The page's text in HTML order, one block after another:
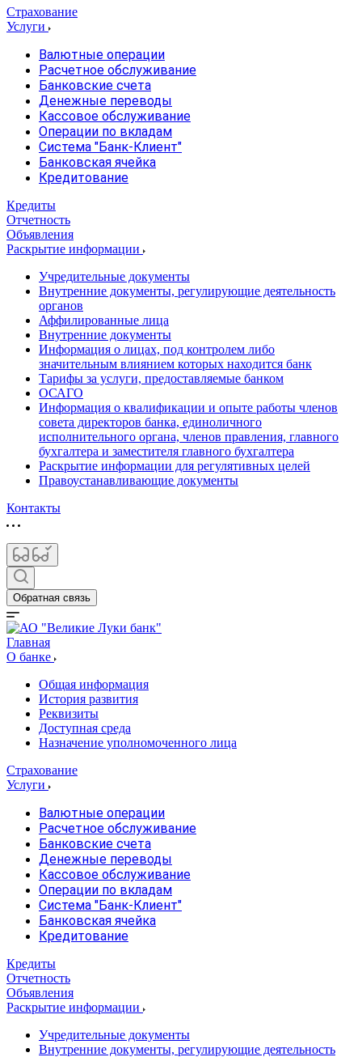
Страхование
Услуги
Валютные операции
Расчетное обслуживание
Банковские счета
Денежные переводы
Кассовое обслуживание
Операции по вкладам
Система "Банк-Клиент"
Банковская ячейка
Кредитование
Кредиты
Отчетность
Объявления
Раскрытие информации
Учредительные документы
Внутренние документы, регулирующие деятельность
органов
Аффилированные лица
Внутренние документы
Информация о лицах, под контролем либо
значительным влиянием которых находится банк
Тарифы за услуги, предоставляемые банком
ОСАГО
Информация о квалификации и опыте работы членов
совета директоров банка, единоличного
исполнительного органа, членов правления, главного
бухгалтера и заместителя главного бухгалтера
Раскрытие информации для регулятивных целей
Правоустанавливающие документы
Контакты
Обратная связь
Главная
О банке
Общая информация
История развития
Реквизиты
Доступная среда
Назначение уполномоченного лица
Страхование
Услуги
Валютные операции
Расчетное обслуживание
Банковские счета
Денежные переводы
Кассовое обслуживание
Операции по вкладам
Система "Банк-Клиент"
Банковская ячейка
Кредитование
Кредиты
Отчетность
Объявления
Раскрытие информации
Учредительные документы
Внутренние документы, регулирующие деятельность